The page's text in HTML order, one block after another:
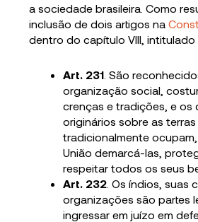
a sociedade brasileira. Como
inclusão de dois artigos na
dentro do capítulo VIII, intitulado
Art. 231 . São
organização social,
crenças e tradições, e os
originários sobre as
tradicionalmente
União demarcá-las,
respeitar todos os seus
Art. 232 . Os índios, suas
organizações são partes
ingressar em juízo em